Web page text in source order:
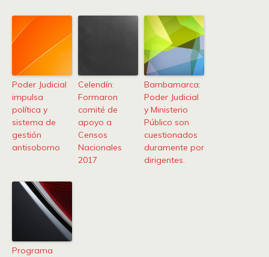
Poder Judicial
impulsa
política y
sistema de
gestión
antisoborno
Celendín:
Formaron
comité de
apoyo a
Censos
Nacionales
2017
Bambamarca:
Poder Judicial
y Ministerio
Público son
cuestionados
duramente por
dirigentes.
Programa